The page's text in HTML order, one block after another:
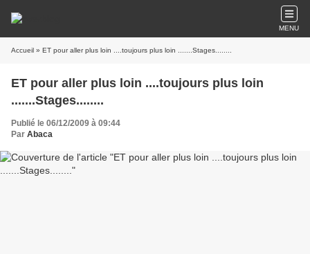
MENU
Accueil » ET pour aller plus loin ....toujours plus loin .......Stages........
ET pour aller plus loin ....toujours plus loin
.......Stages........
Publié le 06/12/2009 à 09:44
Par Abaca